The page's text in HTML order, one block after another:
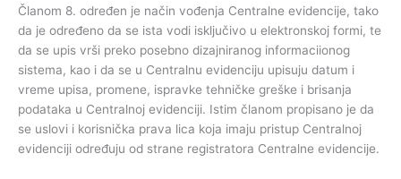
Članom 8. određen je način vođenja Centralne evidencije, tako
da je određeno da se ista vodi isključivo u elektronskoj formi, te
da se upis vrši preko posebno dizajniranog informaciionog
sistema, kao i da se u Centralnu evidenciju upisuju datum i
vreme upisa, promene, ispravke tehničke greške i brisanja
podataka u Centralnoj evidenciji. Istim članom propisano je da
se uslovi i korisnička prava lica koja imaju pristup Centralnoj
evidenciji određuju od strane registratora Centralne evidencije.